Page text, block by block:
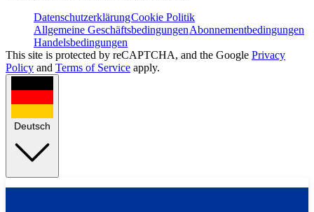
DatenschutzerklärungCookie Politik
Allgemeine GeschäftsbedingungenAbonnementbedingungen
Handelsbedingungen
This site is protected by reCAPTCHA, and the Google Privacy
Policy and Terms of Service apply.
Deutsch